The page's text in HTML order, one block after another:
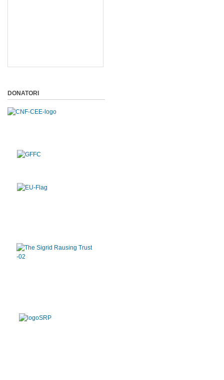
DONATORI